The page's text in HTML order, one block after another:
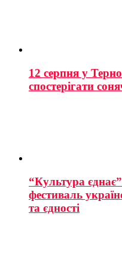
12 серпня у
спостерігати
“Культура
фестиваль
та єдності